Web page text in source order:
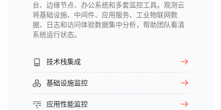
台、边缘节点、办公系统和多套监控工具。观测云
将基础设施、中间件、应用服务、工业物联网数
据、日志和访问体验数据集中分析，帮助团队看清
系统运行状态。
技术栈集成
基础设施监控
应用性能监控